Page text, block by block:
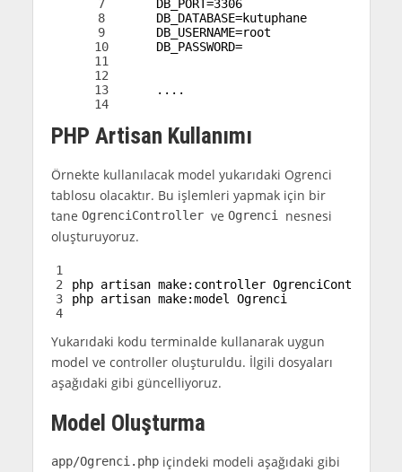
7
8
9
10
11
12
13
14
DB_PORT=3306
DB_DATABASE=kutuphane
DB_USERNAME=root
DB_PASSWORD=
. . . .
PHP Artisan Kullanımı
Örnekte kullanılacak model yukarıdaki Ogrenci
tablosu olacaktır. Bu işlemleri yapmak için bir
tane OgrenciController ve Ogrenci nesnesi
oluşturuyoruz.
1
2
3
4
php artisan make: controller OgrenciController
php artisan make:model Ogrenci
Yukarıdaki kodu terminalde kullanarak uygun
model ve controller oluşturuldu. İlgili dosyaları
aşağıdaki gibi güncelliyoruz.
Model Oluşturma
app/Ogrenci.phpiçindeki modeli aşağıdaki gibi